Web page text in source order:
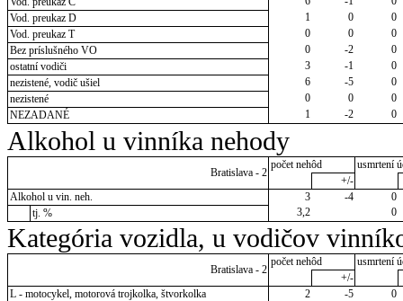
Vod. preukaz D
1 0
0
Vod. preukaz T
0 0
0
Bez príslušného VO
0 -2
0
ostatní vodiči
3 -1
0
nezistené, vodič ušiel
6 -5
0
nezistené
0 0
0
NEZADANÉ
1 -2 0
Alkohol u vinníka nehody
Bratislava - 2
počet nehôd
usmrtení
+/-
Alkohol u vin. neh.
3 -4
0
tj. %
3,2 0
Kategória vozidla, u vodičov
Bratislava - 2
počet nehôd
usmrtení
+/-
L - motocykel, motorová trojkolka, štvorkolka
2 -5
0